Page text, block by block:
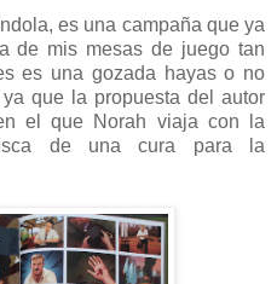
es una campaña que ya
de mis mesas de juego tan
es una gozada hayas o no
que la propuesta del autor
el que Norah viaja con la
de una cura para la